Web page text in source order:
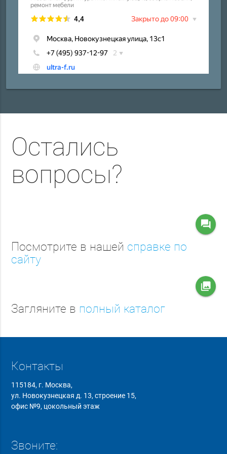
Остались
вопросы?
question_answer
Посмотрите в нашей справке по
сайту
collections
Загляните в полный каталог
Контакты
115184, г. Москва,
ул. Новокузнецкая д. 13, строение 15,
офис №9, цокольный этаж
Звоните: